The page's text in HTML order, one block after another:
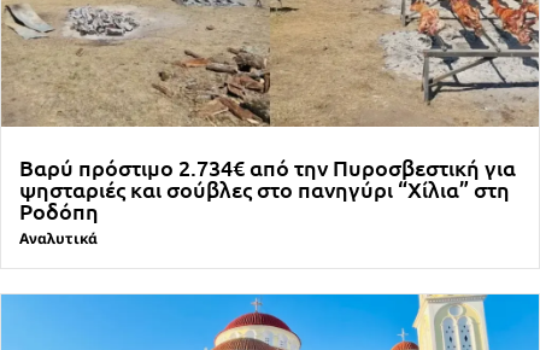
Βαρύ πρόστιμο 2.734€ από την Πυροσβεστική για
ψησταριές και σούβλες στο πανηγύρι “Χίλια” στη
Ροδόπη
Αναλυτικά